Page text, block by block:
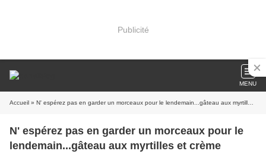
Publicité
MENU
Accueil » N' espérez pas en garder un morceaux pour le lendemain...gâteau aux myrtilles et crème amandine!!!
N' espérez pas en garder un morceaux pour le
lendemain...gâteau aux myrtilles et crème